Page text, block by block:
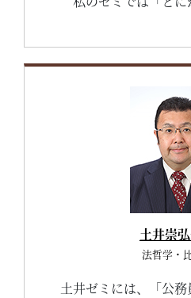
土井崇
法哲学・